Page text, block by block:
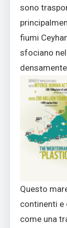
sono
fiumi
sfociano
Questo
continenti e
come una